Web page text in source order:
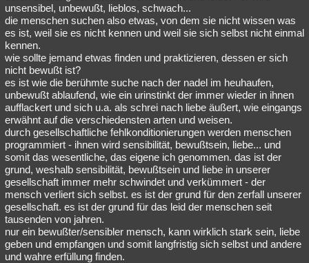
unsensibel, unbewußt, lieblos, schwach...
die menschen suchen also etwas, von dem sie nicht wissen was
es ist, weil sie es nicht kennen und weil sie sich selbst nicht einmal
kennen.
wie sollte jemand etwas finden und praktizieren, dessen er sich
nicht bewußt ist?
es ist wie die berühmte suche nach der nadel im heuhaufen,
unbewußt ablaufend, wie ein urinstinkt der immer wieder in ihnen
aufflackert und sich u.a. als schrei nach liebe äußert, wie eingangs
erwähnt auf die verschiedensten arten und weisen.
durch gesellschaftliche fehlkonditionierungen werden menschen
programmiert - ihnen wird sensibilität, bewußtsein, liebe... und
somit das wesentliche, das eigene ich genommen. das ist der
grund, weshalb sensibilität, bewußtsein und liebe in unserer
gesellschaft immer mehr schwindet und verkümmert - der
mensch verliert sich selbst. es ist der grund für den zerfall unserer
gesellschaft. es ist der grund für das leid der menschen seit
tausenden von jahren.
nur ein bewußter/sensibler mensch, kann wirklich stark sein, liebe
geben und empfangen und somit langfristig sich selbst und andere
und wahre erfüllung finden.